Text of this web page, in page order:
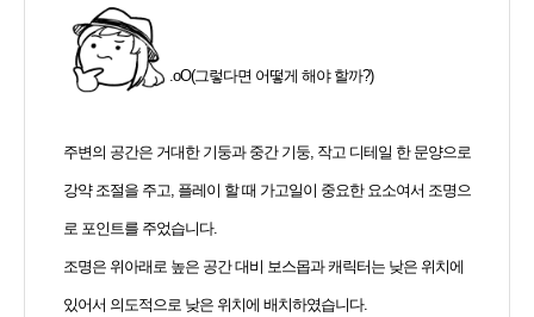
.oO(그렇다면 어떻게 해야 할까?)
주변의 공간은 거대한 기둥과 중간 기둥, 작고 디테일 한 문양으로
강약 조절을 주고, 플레이 할 때 가고일이 중요한 요소여서 조명으
로 포인트를 주었습니다.
조명은 위아래로 높은 공간 대비 보스몹과 캐릭터는 낮은 위치에
있어서 의도적으로 낮은 위치에 배치하였습니다.